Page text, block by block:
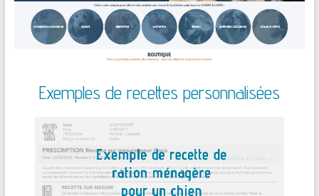
Exemples de recettes personnalisées